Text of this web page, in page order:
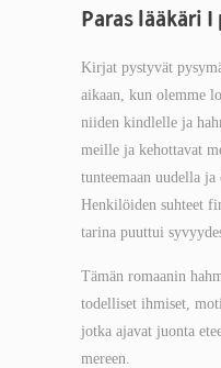
Paras lääkäri I
Kirjat pystyvät
aikaan, kun olemme
niiden kindlelle ja
meille ja kehottavat
tunteemaan uudella
Henkilöiden suhteet
tarina puuttui
Tämän romaanin
todelliset ihmiset,
jotka ajavat juonta
mereen.